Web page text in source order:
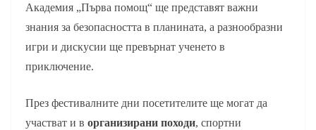
Академия „Първа помощ“ ще представят важни
знания за безопасността в планината, а разнообразни
игри и дискусии ще превърнат ученето в
приключение.
През фестивалните дни посетителите ще могат да
участват и в организирани походи, спортни